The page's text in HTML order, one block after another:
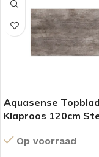
Aquasense Topblad
Klaproos 120cm
Op voorraad